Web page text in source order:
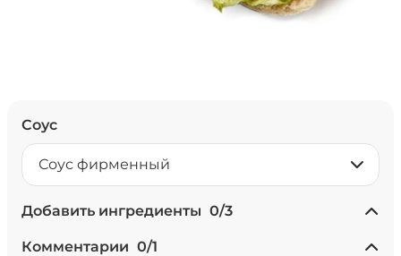
Соус
Соус фирменный
Добавить ингредиенты 0/3
Лук карамелизированный (10 г)
Комментарии 0/1